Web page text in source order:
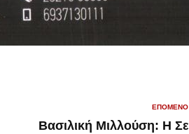
Βασιλική Μιλλούση: Η